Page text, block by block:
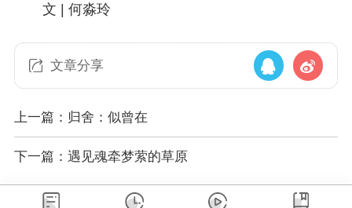
文 | 何淼玲
文章分享
上一篇：归舍：似曾在
下一篇：遇见魂牵梦萦的草原